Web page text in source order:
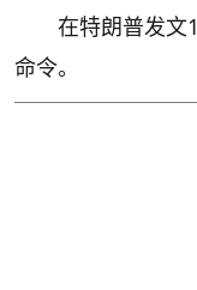
在特朗普发文
命令。